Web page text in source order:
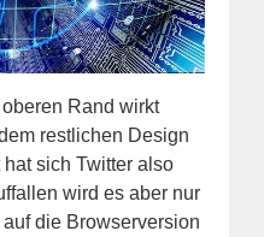
Rand wirkt
restlichen Design
sich Twitter also
wird es aber nur
die Browserversion